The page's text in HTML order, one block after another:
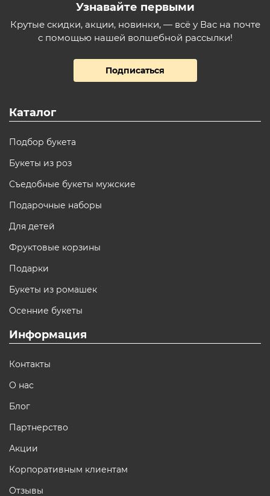
Узнавайте первыми
Крутые скидки, акции, новинки, — всё у Вас на почте
с помощью нашей волшебной рассылки!
Подписаться
Каталог
Подбор букета
Букеты из роз
Съедобные букеты мужские
Подарочные наборы
Для детей
Фруктовые корзины
Подарки
Букеты из ромашек
Осенние букеты
Информация
Контакты
О нас
Блог
Партнерство
Акции
Корпоративным клиентам
Отзывы